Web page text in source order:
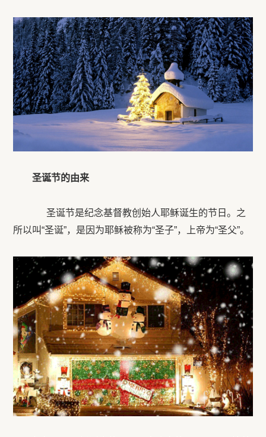
圣诞节的由来
圣诞节是纪念基督教创始人耶稣诞生的节日。之
所以叫“圣诞”，是因为耶稣被称为“圣子”，上帝为“圣父”。